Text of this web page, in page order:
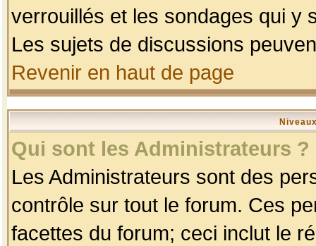
verrouillés et les sondages qui y
Les sujets de discussions
Revenir en haut de page
Qui sont les Administrateurs ?
Les Administrateurs sont des
contrôle sur tout le forum. Ces
facettes du forum; ceci inclut le